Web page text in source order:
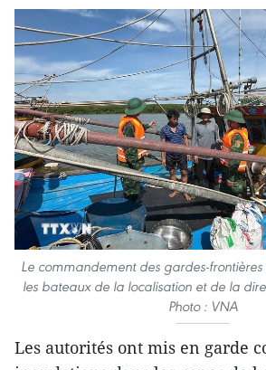
Le commandement des gardes-
les bateaux de la localisation et de la
Photo : VNA
Les autorités ont mis en garde